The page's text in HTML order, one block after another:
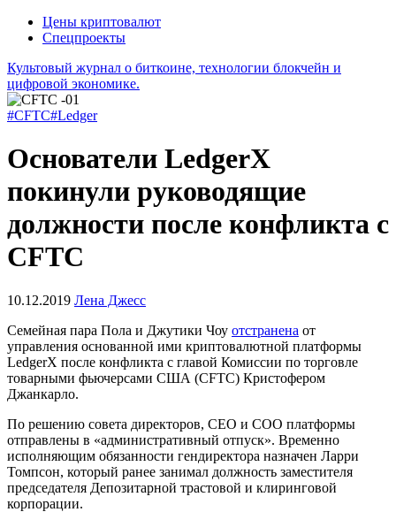
Цены криптовалют
Спецпроекты
Культовый журнал о биткоине, технологии блокчейн и
цифровой экономике.
#CFTC#Ledger
Основатели LedgerX
покинули руководящие
должности после конфликта с
CFTC
10.12.2019 Лена Джесс
Семейная пара Пола и Джутики Чоу отстранена от
управления основанной ими криптовалютной платформы
LedgerX после конфликта с главой Комиссии по торговле
товарными фьючерсами США (CFTC) Кристофером
Джанкарло.
По решению совета директоров, CEO и COO платформы
отправлены в «административный отпуск». Временно
исполняющим обязанности гендиректора назначен Ларри
Томпсон, который ранее занимал должность заместителя
председателя Депозитарной трастовой и клиринговой
корпорации.